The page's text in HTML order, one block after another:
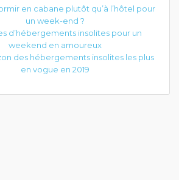
en cabane plutôt qu’à l’hôtel pour
un week-end ?
d’hébergements insolites pour un
weekend en amoureux
des hébergements insolites les plus
en vogue en 2019